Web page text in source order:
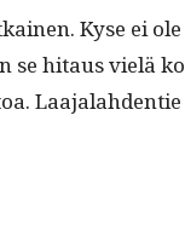
Kyse ei
hitaus vielä